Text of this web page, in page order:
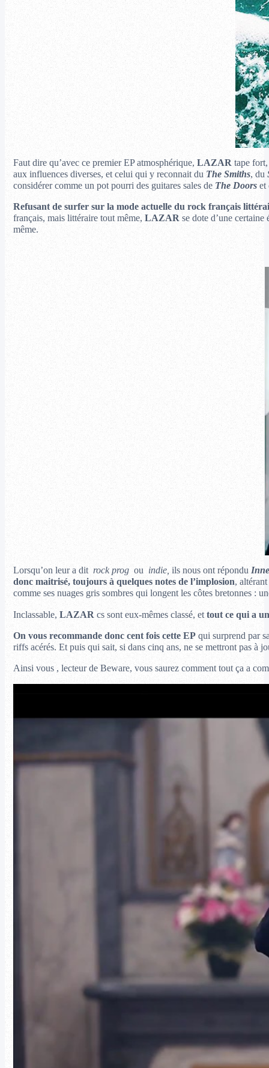
Faut dire qu’avec ce premier EP atmosphérique, LAZARtape fort,
aux influences diverses, et celui qui y reconnait du The Smiths, du
considérer comme un pot pourri des guitares sales de The Doors et
Refusant de surfer sur la mode actuelle du rock français
français, mais littéraire tout même, LAZARse dote d’une
même.
Lorsqu’on leur a dit rock progou indie, ils nous ont répondu
donc maitrisé, toujours à quelques notes de l’implosion,
comme ses nuages gris sombres qui longent les côtes bretonnes :
Inclassable, LAZAR cs sont eux-mêmes classé, ettout ce qui a
On vous recommande donc cent fois cette EPqui surprend par
riffs acérés. Et puis qui sait, si dans cinq ans, ne se mettront pas à
Ainsi vous , lecteur de Beware, vous saurez comment tout ça a